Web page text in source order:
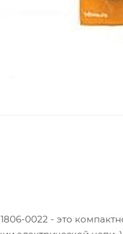
0022 - это